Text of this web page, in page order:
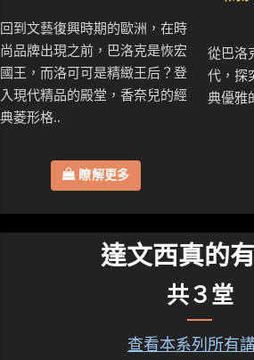
回到文藝復興時期的歐洲，在時
尚品牌出現之前，巴洛克是恢宏
國王，而洛可可是精緻王后？登
入現代精品的殿堂，香奈兒的經
典菱形格..
瞭解更多
從巴洛
代，探
典優雅
達文西真的
共３堂
查看本系列所有